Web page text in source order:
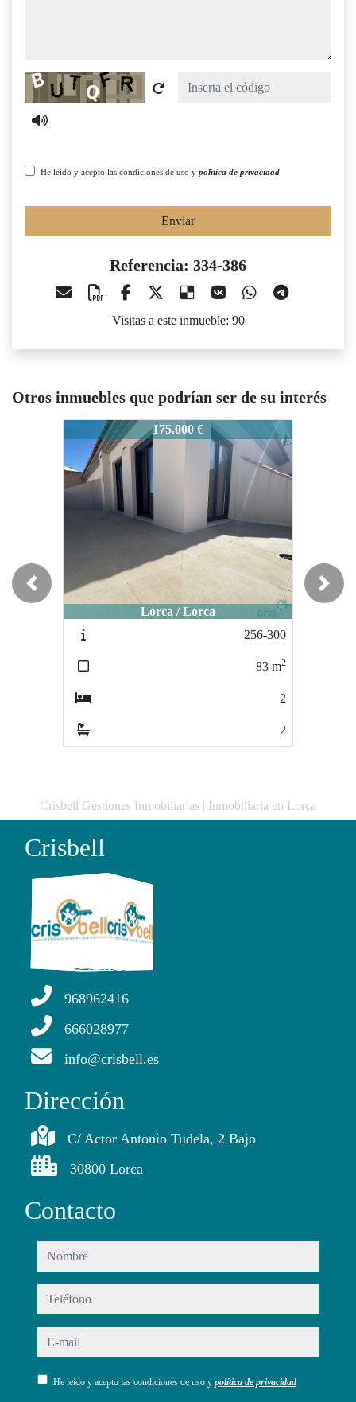
Captcha
He leído y acepto las condiciones de uso y política de privacidad
Enviar
Referencia: 334-386
Visitas a este inmueble: 90
Otros inmuebles que podrían ser de su interés
175.000 €
334-386 199.000 €
Lorca / Lorca
292-303
154m2
4
2
Previous Next
Crisbell Gestiones Inmobiliarias | Inmobiliaria en Lorca
Crisbell
968962416
666028977
info@crisbell.es
Dirección
C/ Actor Antonio Tudela, 2 Bajo
30800 Lorca
Contacto
nombre
teléfono
e-mail
He leído y acepto las condiciones de uso y política de privacidad